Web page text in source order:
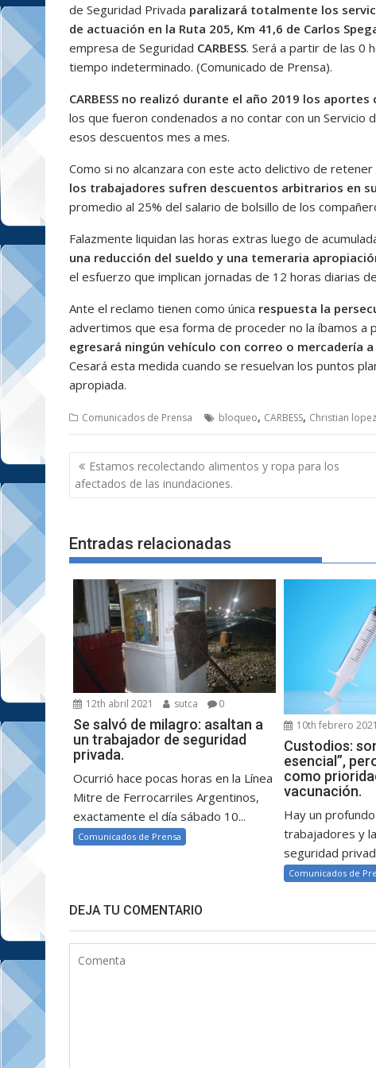
de Seguridad Privada paralizará totalmente los
de actuación en la Ruta 205, Km 41,6 de Carlos
empresa de Seguridad CARBESS. Será a partir de las 0
tiempo indeterminado. (Comunicado de Prensa).
CARBESS no realizó durante el año 2019 los aportes
los que fueron condenados a no contar con un
esos descuentos mes a mes.
Como si no alcanzara con este acto delictivo de
los trabajadores sufren descuentos arbitrarios en
promedio al 25% del salario de bolsillo de los
Falazmente liquidan las horas extras luego de
una reducción del sueldo y una temeraria
el esfuerzo que implican jornadas de 12 horas diarias
Ante el reclamo tienen como única respuesta la
advertimos que esa forma de proceder no la íbamos a
egresará ningún vehículo con correo o mercadería
Cesará esta medida cuando se resuelvan los puntos
apropiada.
Comunicados de Prensa bloqueo, CARBESS, Christian lopez
Navegación
de
entradas
Estamos recolectando alimentos y ropa para los
afectados de las inundaciones.
Entradas relacionadas
12th abril 2021 sutca 0
Se salvó de milagro: asaltan a
un trabajador de seguridad
privada.
Ocurrió hace pocas horas en la Línea
Mitre de Ferrocarriles Argentinos,
exactamente el día sábado 10...
Comunicados de Prensa
10th febrero 2021
Custodios:
esencial”,
como
vacunación.
Hay un
trabajadores y
seguridad
Comunicados de
DEJA TU COMENTARIO